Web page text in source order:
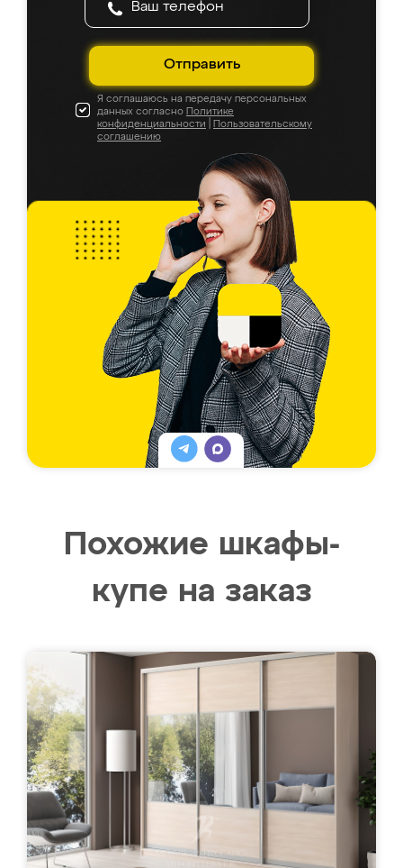
Отправить
Я соглашаюсь на передачу персональных
данных согласно Политике
конфиденциальности
Пользовательскому
соглашению
Похожие шкафы-
купе на заказ